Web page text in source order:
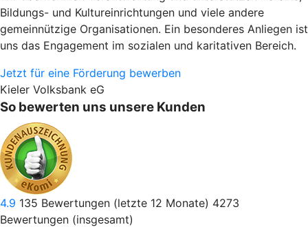
Bildungs- und Kultureinrichtungen und viele andere
gemeinnützige Organisationen. Ein besonderes Anliegen ist
uns das Engagement im sozialen und karitativen Bereich.
Jetzt für eine Förderung bewerben
Kieler Volksbank eG
So bewerten uns unsere Kunden
4.9 135 Bewertungen (letzte 12 Monate) 4273
Bewertungen (insgesamt)